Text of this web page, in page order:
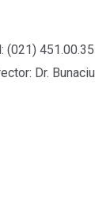
(021) 451.00.35
Dr. Bunaciu